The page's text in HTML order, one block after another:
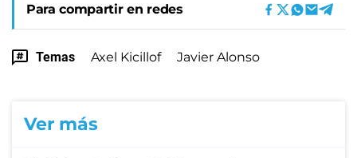
Para compartir en redes
Temas Axel Kicillof Javier Alonso
Ver más